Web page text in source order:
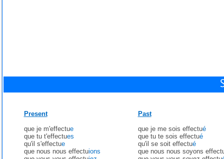
Present
que je m'effectue
que tu t'effectues
qu'il s'effectue
que nous nous effectuions
Past
que je me sois effectué
que tu te sois effectué
qu'il se soit effectué
que nous nous soyons